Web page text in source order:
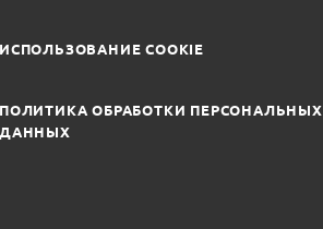
ИСПОЛЬЗОВАНИЕ COOKIE
ПОЛИТИКА ОБРАБОТКИ ПЕРСОНАЛЬНЫХ
ДАННЫХ